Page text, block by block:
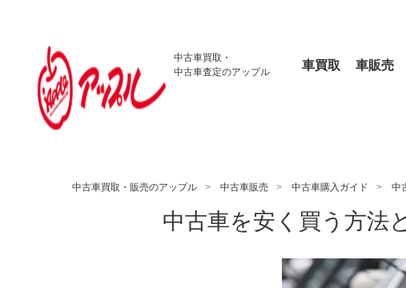
中古車買取・
中古車査定のアップル
車買取 車販売
中古車買取・販売のアップル 中古車販売 中古車購入ガイド 中
中古車を安く買う方法